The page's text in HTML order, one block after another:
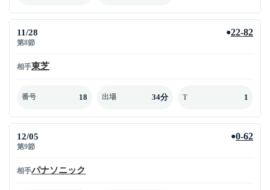
11/28
第8節
●22-82
相手東芝
番号 18 出場 34分 T 1
12/05
第9節
●0-62
相手パナソニック